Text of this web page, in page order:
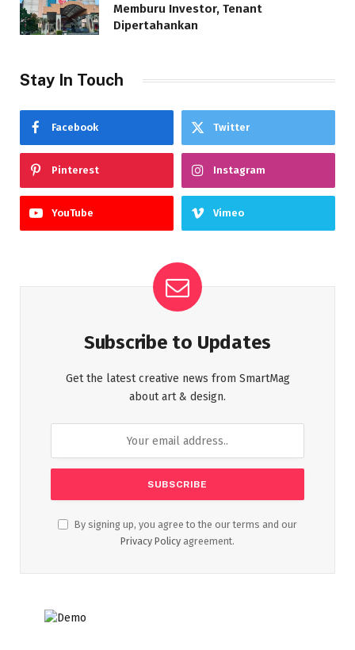
Memburu Investor, Tenant
Dipertahankan
Stay In Touch
Facebook Twitter
Pinterest Instagram
YouTube Vimeo
Subscribe to Updates
Get the latest creative news from SmartMag
about art & design.
By signing up, you agree to the our terms and our
Privacy Policy agreement.